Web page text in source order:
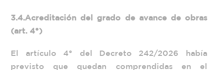
3.4.Acreditación del grado de avance de obras
(art. 4°)
El artículo 4° del Decreto 242/2026 había
previsto que quedan comprendidas en el